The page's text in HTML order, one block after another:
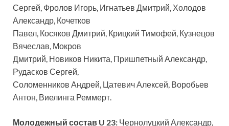
Сергей, Фролов Игорь, Игнатьев Дмитрий, Холодов
Александр, Кочетков
Павел, Косяков Дмитрий, Крицкий Тимофей, Кузнецов
Вячеслав, Мокров
Дмитрий, Новиков Никита, Пришпетный Александр,
Рудасков Сергей,
Соломенников Андрей, Цатевич Алексей, Воробьев
Антон, Виелинга Реммерт.
Молодежный состав U 23: Чернолуцкий Александр,